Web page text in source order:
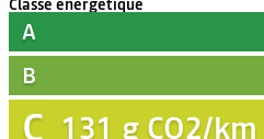
Classe énergétique
A
B
C 131 g CO2/km